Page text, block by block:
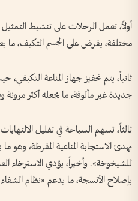
أولاً، تعمل الرحلات على تنشيط
مختلفة، يفرض على الجسم التكيف، ما
ثانياً، يتم تحفيز جهاز المناعة
جديدة غير مألوفة، ما يجعله أكثر مرونة
ثالثاً، تسهم السياحة في تقليل
يهدئ الاستجابة المناعية المفرطة، وهو
للشيخوخة». وأخيراً، يؤدي الاسترخاء
بإصلاح الأنسجة، ما يدعم «نظام